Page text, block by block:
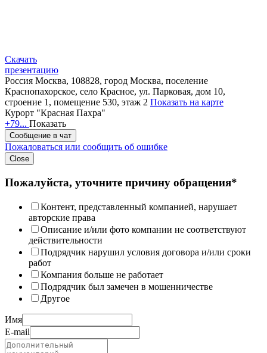
Скачать
презентацию
Россия Москва, 108828, город Москва, поселение
Краснопахорское, село Красное, ул. Парковая, дом 10,
строение 1, помещение 530, этаж 2 Показать на карте
Курорт "Красная Пахра"
+79... Показать
Сообщение в чат
Пожаловаться или сообщить об ошибке
Close
Пожалуйста, уточните причину обращения*
Контент, представленный компанией, нарушает
авторские права
Описание и/или фото компании не соответствуют
действительности
Подрядчик нарушил условия договора и/или сроки
работ
Компания больше не работает
Подрядчик был замечен в мошенничестве
Другое
Имя
E-mail